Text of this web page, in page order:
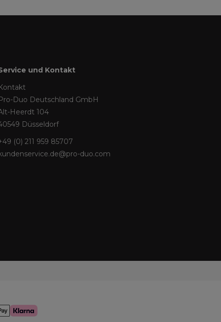
und Kontakt
Duo Deutschland GmbH
Heerdt 104
Düsseldorf
(0) 211 959 85707
duo.com